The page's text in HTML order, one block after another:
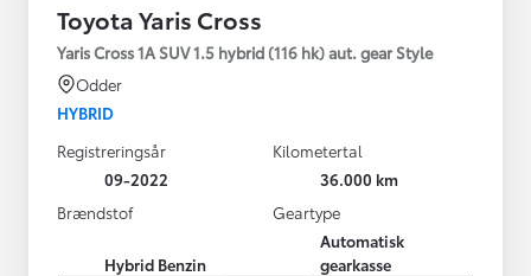
Toyota Yaris Cross
Yaris Cross 1A SUV 1.5 hybrid (116 hk) aut. gear Style
Odder
HYBRID
Registreringsår
09-2022
Kilometertal
36.000 km
Brændstof
Hybrid Benzin
Geartype
Automatisk
gearkasse